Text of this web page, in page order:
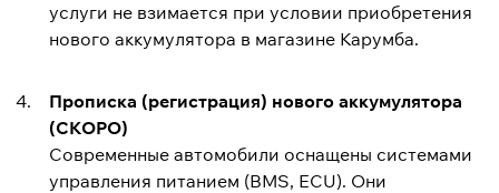
услуги не взимается при условии приобретения
нового аккумулятора в магазине Карумба.
Прописка (регистрация) нового аккумулятора
(СКОРО)
Современные автомобили оснащены системами
управления питанием (BMS, ECU). Они